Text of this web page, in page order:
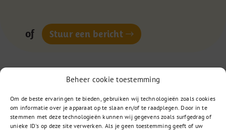
Beheer cookie toestemming
Om de beste ervaringen te bieden, gebruiken wij technologieën zoals cookies
om informatie over je apparaat op te slaan en/of te raadplegen. Door in te
stemmen met deze technologieën kunnen wij gegevens zoals surfgedrag of
unieke ID's op deze site verwerken. Als je geen toestemming geeft of uw
of Stuur een bericht